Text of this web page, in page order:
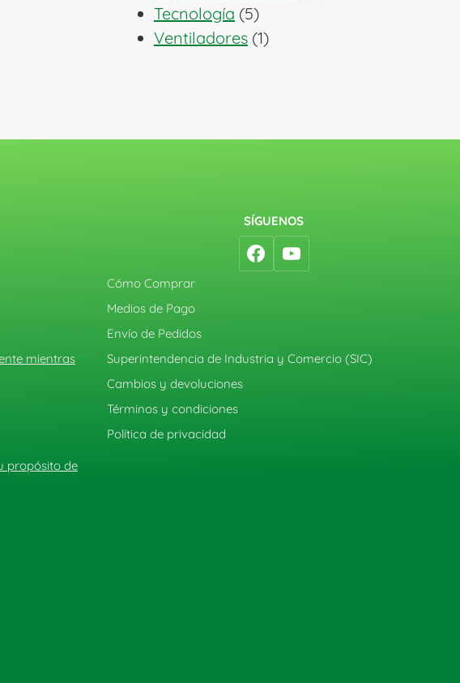
Tecnología 55
productos
Ventiladores 11
mientras
propósito de
SÍGUENOS
Cómo Comprar
Medios de Pago
Envío de Pedidos
Superintendencia de Industria y Comercio (SIC)
Cambios y devoluciones
Términos y condiciones
Política de privacidad